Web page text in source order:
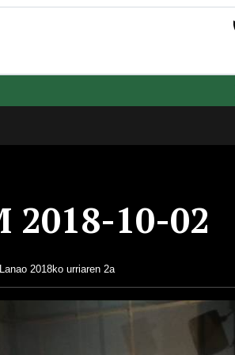
2018-10-02
2018ko urriaren 2a